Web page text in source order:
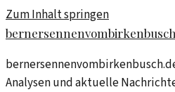
Zum Inhalt springen
Analysen und aktuelle